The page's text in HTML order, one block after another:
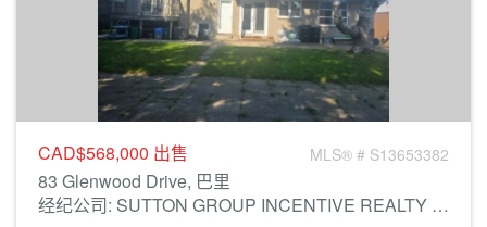
CAD$568,000 出售 MLS® # S13653382
83 Glenwood Drive, 巴里
经纪公司: SUTTON GROUP INCENTIVE REALTY INC.